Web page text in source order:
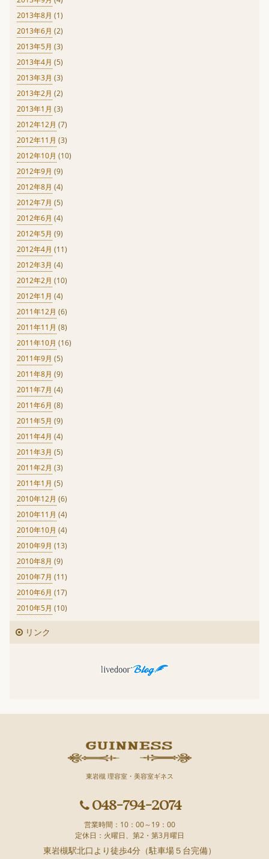
2013年8月 (1)
2013年6月 (2)
2013年5月 (3)
2013年4月 (5)
2013年3月 (3)
2013年2月 (2)
2013年1月 (3)
2012年12月 (7)
2012年11月 (3)
2012年10月 (10)
2012年9月 (9)
2012年8月 (4)
2012年7月 (5)
2012年6月 (4)
2012年5月 (9)
2012年4月 (11)
2012年3月 (4)
2012年2月 (10)
2012年1月 (4)
2011年12月 (6)
2011年11月 (8)
2011年10月 (16)
2011年9月 (5)
2011年8月 (9)
2011年7月 (4)
2011年6月 (8)
2011年5月 (9)
2011年4月 (4)
2011年3月 (5)
2011年2月 (3)
2011年1月 (5)
2010年12月 (6)
2010年11月 (4)
2010年10月 (4)
2010年9月 (13)
2010年8月 (9)
2010年7月 (11)
2010年6月 (17)
2010年5月 (10)
リンク
東岩槻 理容室・美容室ギネス
048-794-2074
営業時間：10：00～19：00
定休日：火曜日、第2・第3月曜日
東岩槻駅北口より徒歩4分（駐車場５台完備）